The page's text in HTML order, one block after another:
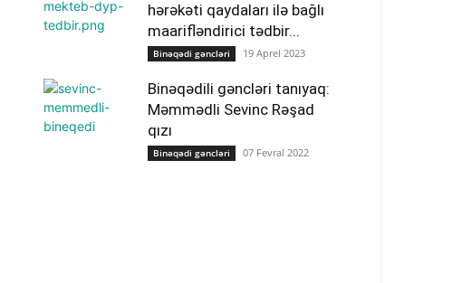
hərəkəti qaydaları ilə bağlı
maarifləndirici tədbir...
Binəqədi gəncləri 19 Aprel 2023
Binəqədili gəncləri tanıyaq:
Məmmədli Sevinc Rəşad
qızı
Binəqədi gəncləri 07 Fevral 2022